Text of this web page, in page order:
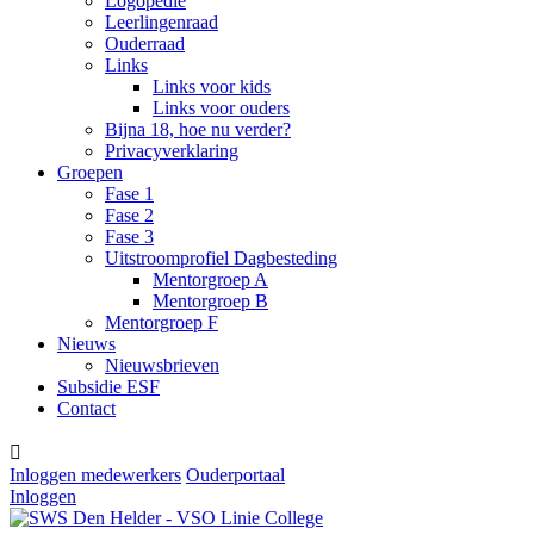
Leerlingenraad
Ouderraad
Links
Links voor kids
Links voor ouders
Bijna 18, hoe nu verder?
Privacyverklaring
Groepen
Fase 1
Fase 2
Fase 3
Uitstroomprofiel Dagbesteding
Mentorgroep A
Mentorgroep B
Mentorgroep F
Nieuws
Nieuwsbrieven
Subsidie ESF
Contact

Inloggen medewerkers Ouderportaal
Inloggen